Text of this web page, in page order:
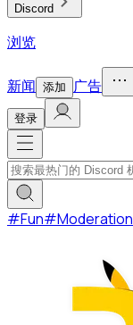
Discord
浏览
新闻 添加 广告
登录
#Fun#Moderation